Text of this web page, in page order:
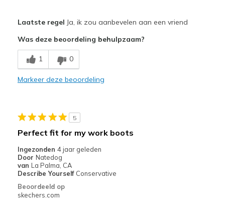
Durable
Perfect for wide feet
Casual Wear
Width
Feels true to width
Sizing
Laatste regel Ja, ik zou aanbevelen aan een vriend
Was deze beoordeling behulpzaam?
1 0
Markeer deze beoordeling
5
Perfect fit for my work boots
Ingezonden 4 jaar geleden
Door Natedog
van La Palma, CA
Describe Yourself Conservative
Beoordeeld op
skechers.com